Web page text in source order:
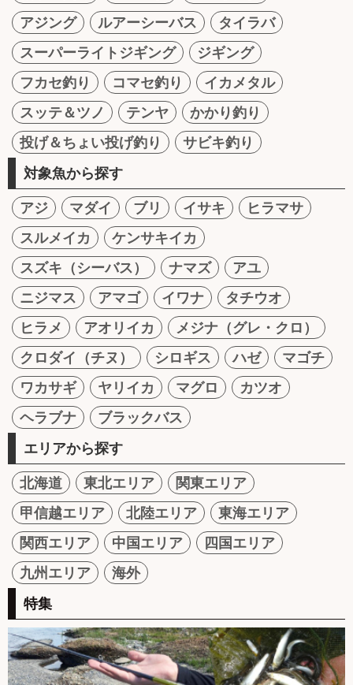
アジング
ルアーシーバス
タイラバ
スーパーライトジギング
ジギング
フカセ釣り
コマセ釣り
イカメタル
スッテ＆ツノ
テンヤ
かかり釣り
投げ＆ちょい投げ釣り
サビキ釣り
対象魚から探す
アジ マダイ ブリ イサキ
ヒラマサ
スルメイカ
ケンサキイカ
スズキ（シーバス）
ナマズ
アユ
ニジマス
アマゴ イワナ
タチウオ
ヒラメ
アオリイカ
メジナ（グレ・クロ）
クロダイ（チヌ）
シロギス ハゼ
マゴチ
ワカサギ
ヤリイカ マグロ
カツオ
ヘラブナ
ブラックバス
エリアから探す
北海道 東北エリア
関東エリア
甲信越エリア
北陸エリア
東海エリア
関西エリア
中国エリア
四国エリア
九州エリア
海外
特集